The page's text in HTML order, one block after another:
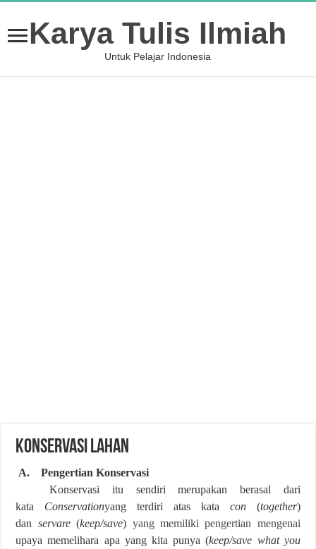
Karya Tulis Ilmiah
Untuk Pelajar Indonesia
KONSERVASI LAHAN
A. Pengertian Konservasi
Konservasi itu sendiri merupakan berasal dari
kata Conservationyang terdiri atas kata con(together)
dan servare(keep/save) yang memiliki pengertian mengenai
upaya memelihara apa yang kita punya (keep/save what you